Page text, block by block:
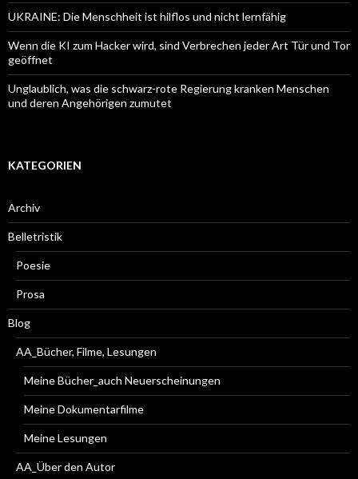
UKRAINE: Die Menschheit ist hilflos und nicht lernfähig
Wenn die KI zum Hacker wird, sind Verbrechen jeder Art Tür und Tor
geöffnet
Unglaublich, was die schwarz-rote Regierung kranken Menschen
und deren Angehörigen zumutet
KATEGORIEN
Archiv
Belletristik
Poesie
Prosa
Blog
AA_Bücher, Filme, Lesungen
Meine Bücher_auch Neuerscheinungen
Meine Dokumentarfilme
Meine Lesungen
AA_Über den Autor